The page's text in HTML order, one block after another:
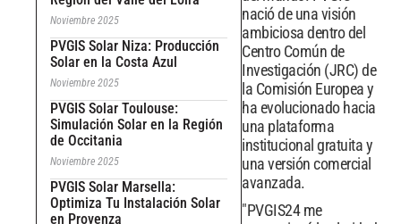
Noviembre 2025
PVGIS Solar Niza: Producción
Solar en la Costa Azul
Noviembre 2025
PVGIS Solar Toulouse:
Simulación Solar en la Región
de Occitania
Noviembre 2025
PVGIS Solar Marsella:
Optimiza Tu Instalación Solar
en Provenza
nació de una visión
ambiciosa dentro del
Centro Común de
Investigación (JRC) de
la Comisión Europea y
ha evolucionado hacia
una plataforma
institucional gratuita y
una versión comercial
avanzada.
"PVGIS24 me